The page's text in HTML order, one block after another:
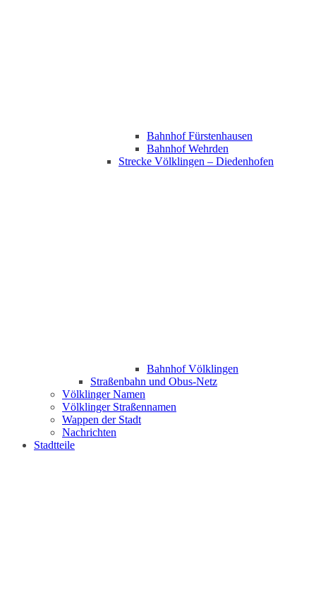
Bahnhof Fürstenhausen
Bahnhof Wehrden
Strecke Völklingen – Diedenhofen
Bahnhof Völklingen
Straßenbahn und Obus-Netz
Völklinger Namen
Völklinger Straßennamen
Wappen der Stadt
Nachrichten
Stadtteile